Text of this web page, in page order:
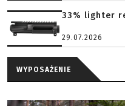
33% lighter
29.07.2026
WYPOSAŻENIE